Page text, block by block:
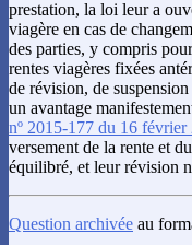
prestation, la loi leur a
viagère en cas de
des parties, y compris
rentes viagères fixées
de révision, de
un avantage
nº 2015-177 du 16 février
versement de la rente et
équilibré, et leur révision
Question archivée au